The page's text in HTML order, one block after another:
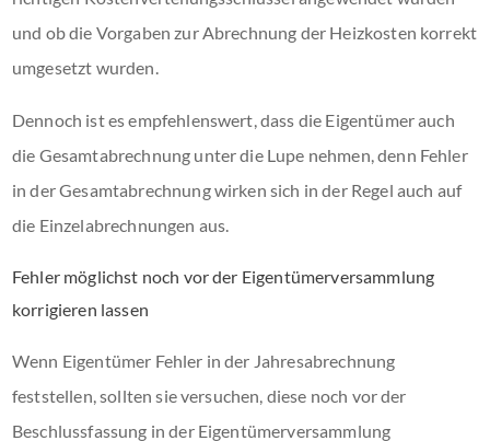
und ob die Vorgaben zur Abrechnung der Heizkosten korrekt
umgesetzt wurden.
Dennoch ist es empfehlenswert, dass die Eigentümer auch
die Gesamtabrechnung unter die Lupe nehmen, denn Fehler
in der Gesamtabrechnung wirken sich in der Regel auch auf
die Einzelabrechnungen aus.
Fehler möglichst noch vor der Eigentümerversammlung
korrigieren lassen
Wenn Eigentümer Fehler in der Jahresabrechnung
feststellen, sollten sie versuchen, diese noch vor der
Beschlussfassung in der Eigentümerversammlung